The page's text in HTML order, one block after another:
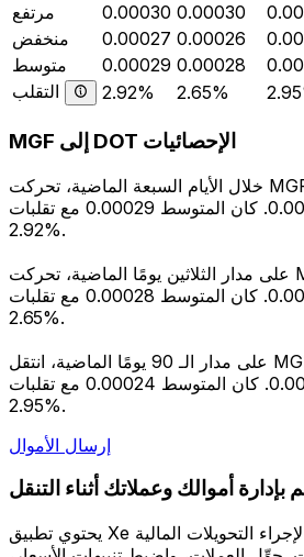
مرتفع
0.00030 0.00030
منخفض
0.00027 0.00026
متوسط
0.00029 0.00028
التقلب
2.92% 2.65%
MGF إلى DOT الإحصائيات
خلال الأيام السبعة الماضية، تحركت MGF إلى DOT بين
0.00027 و 0.00030. كان المتوسط 0.00029 مع تقلبات
2.92%.
على مدار الثلاثين يومًا الماضية، تحركت MGF إلى DOT بين
0.00026 و 0.00030. كان المتوسط 0.00028 مع تقلبات
2.65%.
على مدار الـ 90 يومًا الماضية، انتقل MGF إلى DOT بين
0.00016 و 0.00030. كان المتوسط 0.00024 مع تقلبات
2.95%.
إرسال الأموال
بإدارة أموالك وعملاتك أثناء التنقل
يحتوي تطبيق Xe على كل ما تحتاجه لإجراء التحويلات المالية